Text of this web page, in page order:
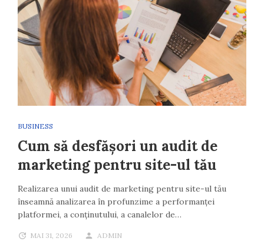
BUSINESS
Cum să desfășori un audit de
marketing pentru site-ul tău
Realizarea unui audit de marketing pentru site-ul tău
înseamnă analizarea în profunzime a performanței
platformei, a conținutului, a canalelor de…
MAI 31, 2026 ADMIN